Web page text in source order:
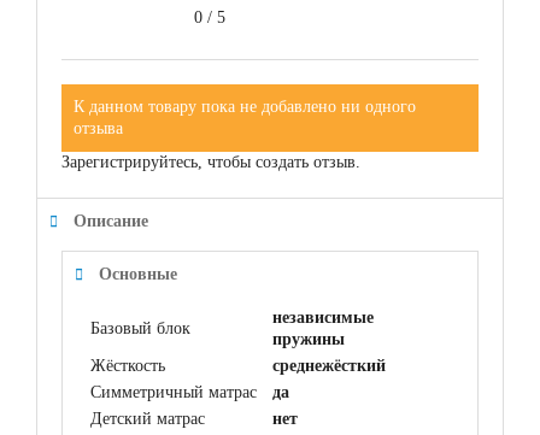
0 / 5
К данном товару пока не добавлено ни одного
отзыва
Зарегистрируйтесь, чтобы создать отзыв.
Описание
Основные
Базовый блок
независимые
пружины
Жёсткость
среднежёсткий
Симметричный матрас
да
Детский матрас
нет